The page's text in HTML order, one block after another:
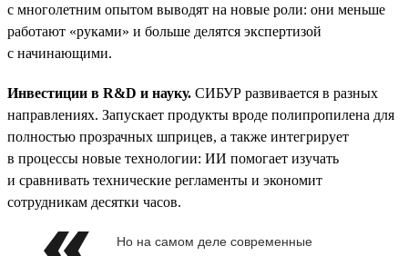
с многолетним опытом выводят на новые роли: они меньше
работают «руками» и больше делятся экспертизой
с начинающими.
Инвестиции в R&D и науку. СИБУР развивается в разных
направлениях. Запускает продукты вроде полипропилена для
полностью прозрачных шприцев, а также интегрирует
в процессы новые технологии: ИИ помогает изучать
и сравнивать технические регламенты и экономит
сотрудникам десятки часов.
Но на самом деле современные